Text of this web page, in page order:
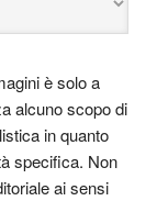
è solo a
alcuno scopo di
in quanto
specifica. Non
ai sensi